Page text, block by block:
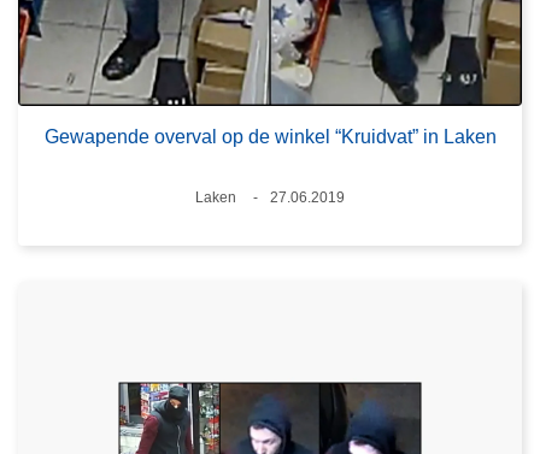
Gewapende overval op de winkel “Kruidvat” in Laken
Plaats
Laken
27.06.2019